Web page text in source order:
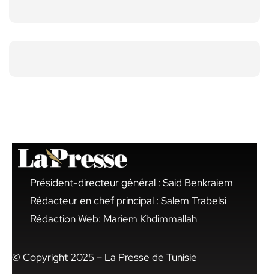
Président-directeur général : Said Benkraiem
Rédacteur en chef principal : Salem Trabelsi
Rédaction Web: Mariem Khdimmallah
© Copyright 2025 – La Presse de Tunisie